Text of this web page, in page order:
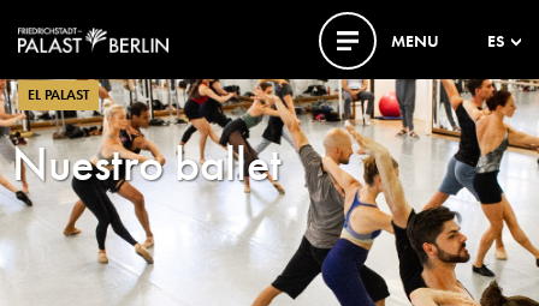
MENU ES
EL PALAST
Nuestro ballet